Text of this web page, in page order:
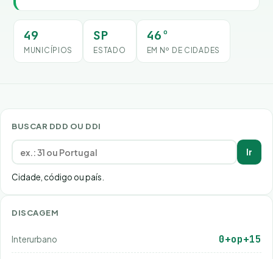
49
MUNICÍPIOS
SP
ESTADO
46º
EM Nº DE CIDADES
BUSCAR DDD OU DDI
Ir
Cidade, código ou país.
DISCAGEM
Interurbano 0+op+15